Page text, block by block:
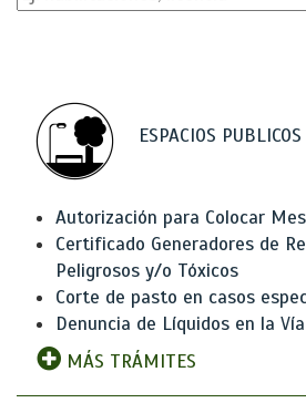
ESPACIOS
Autorización para Colocar
Certificado Generadores de
Peligrosos y/o Tóxicos
Corte de pasto en casos
Denuncia de Líquidos en la
MÁS TRÁMITES